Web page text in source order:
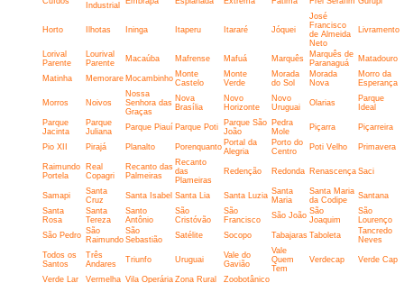
Industrial
Horto Ilhotas Ininga Itaperu Itararé Jóquei
José
Francisco
de Almeida
Neto
Livramento
Lorival
Parente
Lourival
Parente
Macaúba Mafrense Mafuá Marquês
Marquês de
Paranaguá
Matadouro
Matinha Memorare Mocambinho Monte
Castelo
Monte
Verde
Morada
do Sol
Morada
Nova
Morro da
Esperança
Morros Noivos
Nossa
Senhora das
Graças
Nova
Brasília
Novo
Horizonte
Novo
Uruguai
Olarias
Parque
Ideal
Parque
Jacinta
Parque
Juliana
Parque Piauí Parque Poti
Parque São
João
Pedra
Mole
Piçarra Piçarreira
Pio XII Pirajá Planalto Porenquanto Portal da
Alegria
Porto do
Centro
Poti Velho Primavera
Raimundo
Portela
Real
Copagri
Recanto das
Palmeiras
Recanto
das
Plameiras
Redenção Redonda Renascença Saci
Samapi
Santa
Cruz
Santa Isabel Santa Lia Santa Luzia Santa
Maria
Santa Maria
da Codipe
Santana
Santa
Rosa
Santa
Tereza
Santo
Antônio
São
Cristóvão
São
Francisco
São João São
Joaquim
São
Lourenço
São Pedro São
Raimundo
São
Sebastião
Satélite Socopo Tabajaras Taboleta
Tancredo
Neves
Todos os
Santos
Três
Andares
Triunfo Uruguai
Vale do
Gavião
Vale
Quem
Tem
Verdecap Verde Cap
Verde Lar Vermelha Vila Operária Zona Rural Zoobotânico